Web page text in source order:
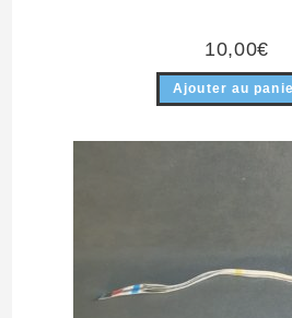
10,00€
Ajouter au